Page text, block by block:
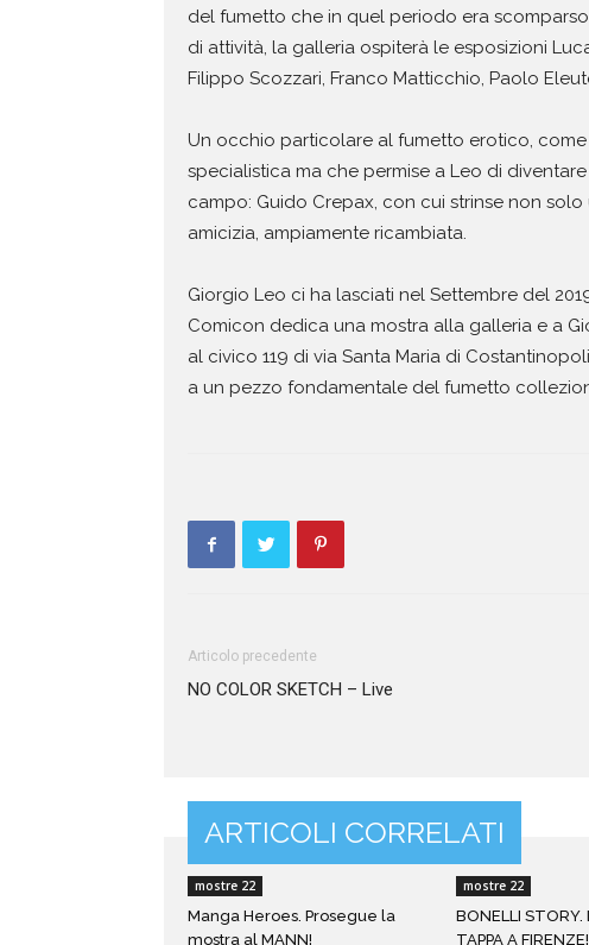
del fumetto che in quel periodo era
di attività, la galleria ospiterà le esposizioni
Filippo Scozzari, Franco Matticchio, Paolo
Un occhio particolare al fumetto erotico,
specialistica ma che permise a Leo di
campo: Guido Crepax, con cui strinse non
amicizia, ampiamente ricambiata.
Giorgio Leo ci ha lasciati nel Settembre del
Comicon dedica una mostra alla galleria e a
al civico 119 di via Santa Maria di
a un pezzo fondamentale del fumetto
Articolo precedente
NO COLOR SKETCH – Live
ARTICOLI CORRELATI
mostre 22
Manga Heroes. Prosegue la
mostra al MANN!
mostre 22
BONELLI STORY.
TAPPA A FIRENZE!